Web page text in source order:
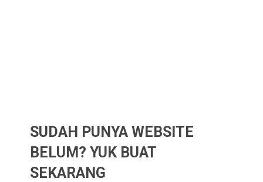
SUDAH PUNYA WEBSITE
BELUM? YUK BUAT
SEKARANG